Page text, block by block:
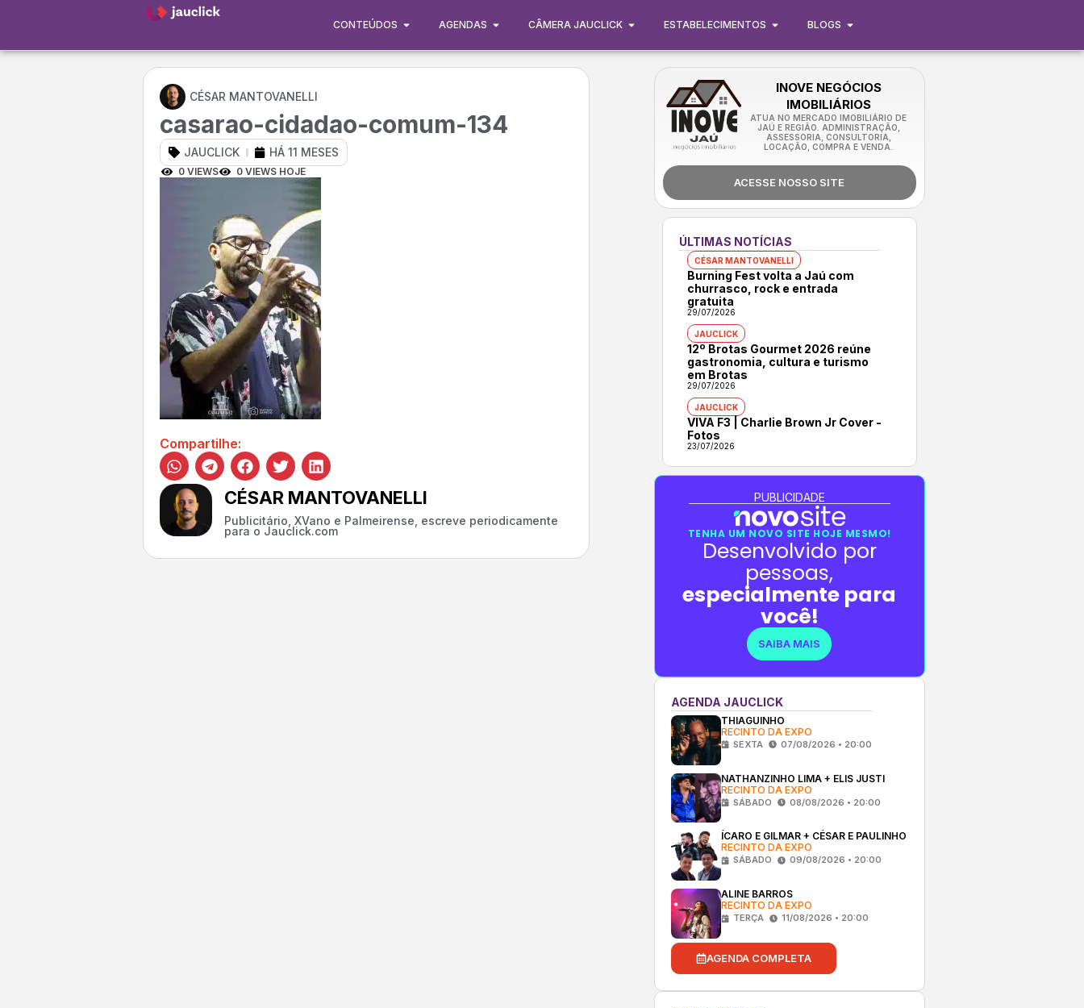
CONTEÚDOS AGENDAS CÂMERA JAUCLICK ESTABELECIMENTOS BLOGS
CÉSAR MANTOVANELLI
casarao-cidadao-comum-134
JAUCLICK HÁ 11 MESES
0 VIEWS 0 VIEWS HOJE
Compartilhe:
CÉSAR MANTOVANELLI
Publicitário, XVano e Palmeirense, escreve periodicamente
para o Jauclick.com
INOVE NEGÓCIOS
IMOBILIÁRIOS
ATUA NO MERCADO IMOBILIÁRIO DE
JAÚ E REGIÃO. ADMINISTRAÇÃO,
ASSESSORIA, CONSULTORIA,
LOCAÇÃO, COMPRA E VENDA.
ACESSE NOSSO SITE
ÚLTIMAS NOTÍCIAS
CÉSAR MANTOVANELLI
Burning Fest volta a Jaú com
churrasco, rock e entrada
gratuita
29/07/2026
JAUCLICK
12º Brotas Gourmet 2026 reúne
gastronomia, cultura e turismo
em Brotas
29/07/2026
JAUCLICK
VIVA F3 | Charlie Brown Jr Cover -
Fotos
23/07/2026
PUBLICIDADE
TENHA UM NOVO SITE HOJE MESMO!
Desenvolvido por
pessoas,
especialmente para
você!
SAIBA MAIS
AGENDA JAUCLICK
THIAGUINHO
RECINTO DA EXPO
SEXTA 07/08/2026 • 20:00
NATHANZINHO LIMA + ELIS JUSTI
RECINTO DA EXPO
SÁBADO 08/08/2026 • 20:00
ÍCARO E GILMAR + CÉSAR E PAULINHO
RECINTO DA EXPO
SÁBADO 09/08/2026 • 20:00
ALINE BARROS
RECINTO DA EXPO
TERÇA 11/08/2026 • 20:00
AGENDA COMPLETA